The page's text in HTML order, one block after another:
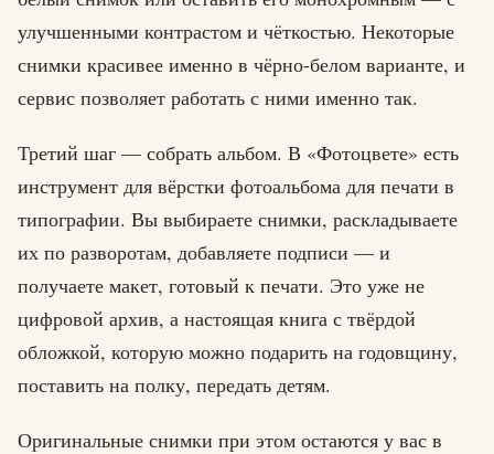
улучшенными контрастом и чёткостью. Некоторые
снимки красивее именно в чёрно-белом варианте, и
сервис позволяет работать с ними именно так.
Третий шаг — собрать альбом. В «Фотоцвете» есть
инструмент для вёрстки фотоальбома для печати в
типографии. Вы выбираете снимки, раскладываете
их по разворотам, добавляете подписи — и
получаете макет, готовый к печати. Это уже не
цифровой архив, а настоящая книга с твёрдой
обложкой, которую можно подарить на годовщину,
поставить на полку, передать детям.
Оригинальные снимки при этом остаются у вас в